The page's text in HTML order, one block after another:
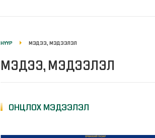
НҮҮР МЭДЭЭ, МЭДЭЭЛЭЛ
МЭДЭЭ, МЭДЭЭЛЭЛ
ОНЦЛОХ МЭДЭЭЛЭЛ